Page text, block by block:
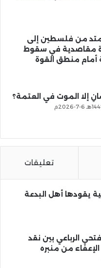
تمتد من فلسطين إلى
مقاصدية في سقوط
أمام منطق القوة
إلا الموت في العتمة؟
تعليقات
يقودها أهل البدعة
الرباعي بين نقد
الإعفاء من منبره